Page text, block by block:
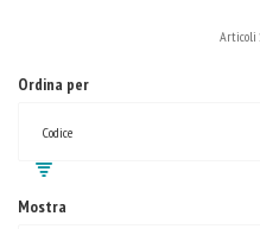
Ordina per
Codice
Articoli
Mostra